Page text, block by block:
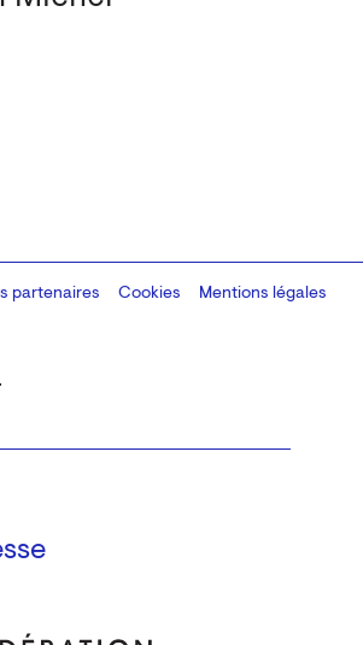
, code:8080.studio
partenaires Cookies Mentions légales